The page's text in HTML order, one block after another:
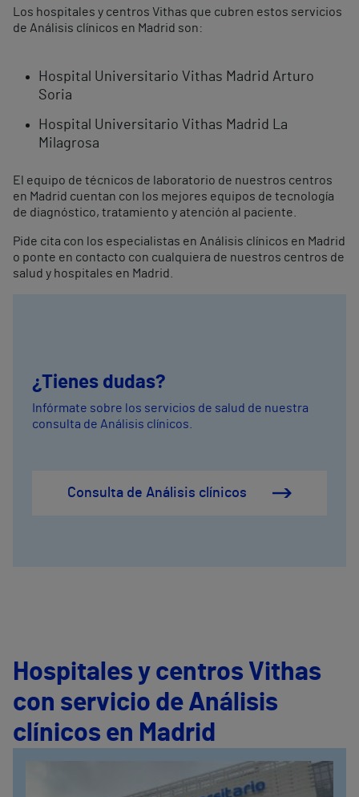
Los hospitales y centros Vithas que cubren estos servicios
de Análisis clínicos en Madrid son:
Hospital Universitario Vithas Madrid Arturo
Soria
Hospital Universitario Vithas Madrid La
Milagrosa
El equipo de técnicos de laboratorio de nuestros centros
en Madrid cuentan con los mejores equipos de tecnología
de diagnóstico, tratamiento y atención al paciente.
Pide cita con los especialistas en Análisis clínicos en Madrid
o ponte en contacto con cualquiera de nuestros centros de
salud y hospitales en Madrid.
¿Tienes dudas?
Infórmate sobre los servicios de salud de nuestra
consulta de Análisis clínicos.
Consulta de Análisis clínicos
Hospitales y centros Vithas
con servicio de Análisis
clínicos en Madrid